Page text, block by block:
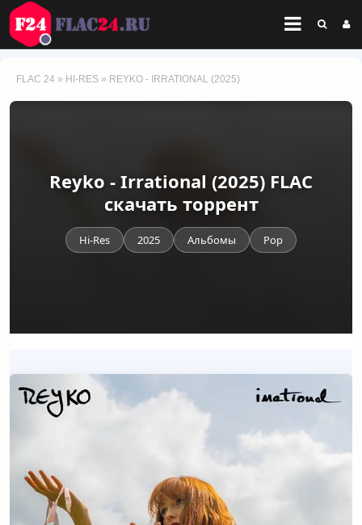
FLAC 24 » HI-RES » REYKO - IRRATIONAL (2025)
Reyko - Irrational (2025) FLAC
скачать торрент
Hi-Res 2025 Альбомы Pop